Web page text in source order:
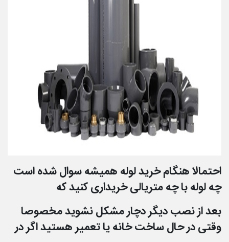
احتمالا هنگام خرید لوله همیشه سوال شده است
چه لوله با چه متریالی خریداری کنید که
بعد ازنصب دیگر دچار مشکل نشوید مخصوصا
وقتی در حال ساخت خانه یا تعمیر هستید اگر در